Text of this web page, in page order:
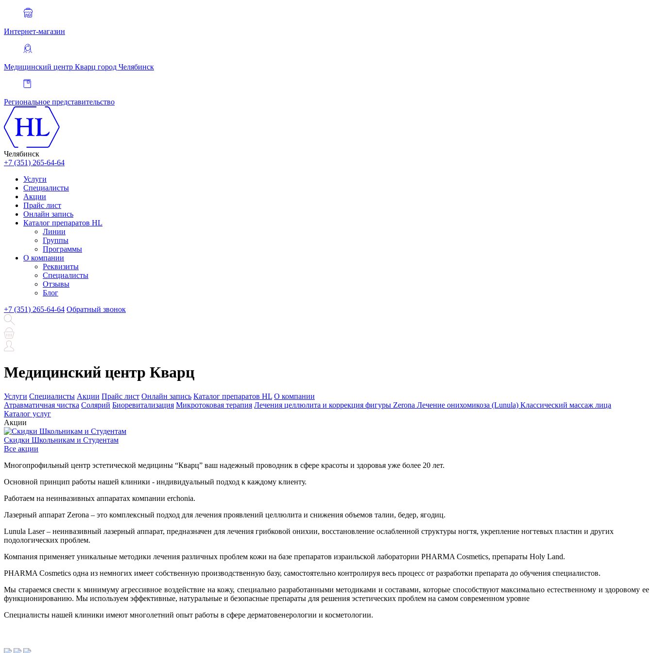
Интернет-магазин
Медицинский центр Кварц город Челябинск
Региональное представительство
Челябинск
+7 (351) 265-64-64
Услуги
Специалисты
Акции
Прайс лист
Онлайн запись
Каталог препаратов HL
Линии
Группы
Программы
О компании
Реквизиты
Специалисты
Отзывы
Блог
+7 (351) 265-64-64 Обратный звонок
Медицинский центр Кварц
Услуги Специалисты Акции Прайс лист Онлайн запись Каталог препаратов HL О компании
Атравматичная чистка Солярий Биоревитализация Микротоковая терапия Лечения целлюлита и коррекция фигуры Zerona Лечение онихомикоза (Lunula) Классический массаж лица
Каталог услуг
Акции
Скидки Школьникам и Студентам
Все акции
Многопрофильный центр эстетической медицины “Кварц” ваш надежный проводник в сфере красоты и здоровья уже более 20 лет.
Основной принцип работы нашей клиники - индивидуальный подход к каждому клиенту.
Работаем на неинвазивных аппаратах компании erchonia.
Лазерный аппарат Zerona – это комплексный подход для лечения проявлений целлюлита и снижения объемов талии, бедер, ягодиц.
Lunula Laser – неинвазивный лазерный аппарат, предназначен для лечения грибковой онихии, восстановление ослабленной структуры ногтя, укрепление ногтевых пластин и других
подологических проблем.
Компания применяет уникальные методики лечения различных проблем кожи на базе препаратов израильской лаборатории PHARMA Cosmetics, препараты Holy Land.
PHARMA Cosmetics одна из немногих имеет собственную производственную базу, самостоятельно контролируя весь процесс от разработки препарата до обучения специалистов.
Мы стараемся свести к минимуму агрессивное воздействие на кожу, специально разработанными методиками и составами, которые способствуют максимально естественному и здоровому ее
функционированию. Мы используем эффективные, натуральные и безопасные препараты для решения эстетических проблем на самом современном уровне
Специалисты нашей клиники имеют многолетний опыт работы в сфере дерматовенерологии и косметологии.